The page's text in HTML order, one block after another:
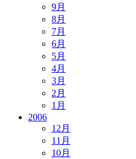
9月
8月
7月
6月
5月
4月
3月
2月
1月
2006
12月
11月
10月